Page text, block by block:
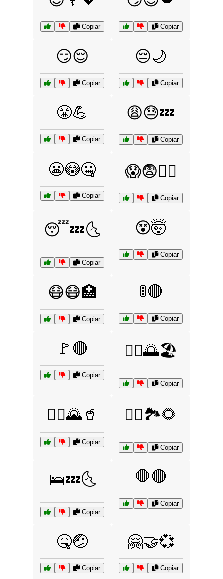
Copiar Copiar
😏😌
Copiar
😔🌙
Copiar
😤💪
Copiar
😩😓💤
Copiar
😬😳🤐
Copiar
😱😨🏃‍♂️
Copiar
😴💤🌜
Copiar
😵🤯
Copiar
😷😷🏥
Copiar
🚦🔴
Copiar
🚩🔴
Copiar
🚴‍♀️🌅🏖️
Copiar
🚴‍♂️🌄🥤
Copiar
🚶‍♂️🏞️🌻
Copiar
🛌💤🌜
Copiar
🛑🔴
Copiar
🤒🤕
Copiar
🤗🤝💞
Copiar